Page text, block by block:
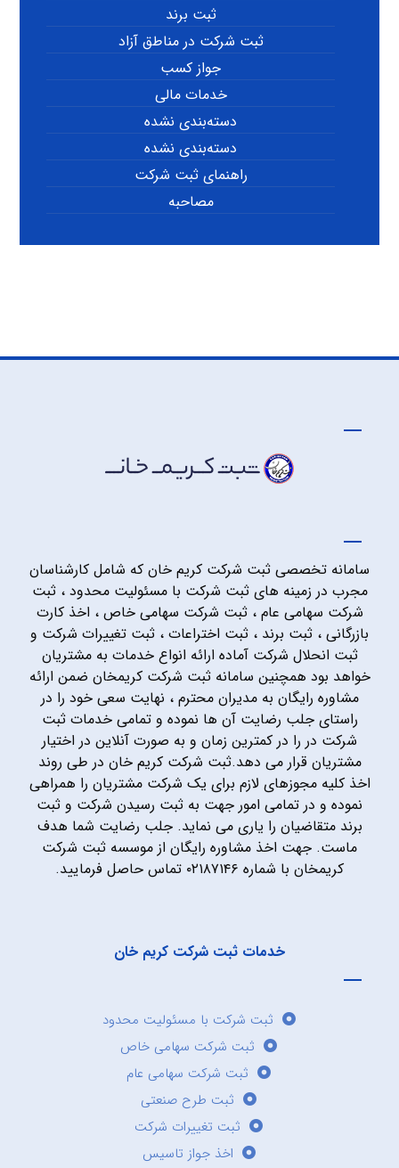
ثبت برند
ثبت شرکت در مناطق آزاد
جواز کسب
خدمات مالی
دسته‌بندی نشده
دسته‌بندی نشده
راهنمای ثبت شرکت
مصاحبه
سامانه تخصصی ثبت شرکت کریم خان که شامل کارشناسان
مجرب در زمینه های ثبت شرکت با مسئولیت محدود ، ثبت
شرکت سهامی عام ، ثبت شرکت سهامی خاص ، اخذ کارت
بازرگانی ، ثبت برند ، ثبت اختراعات ، ثبت تغییرات شرکت و
ثبت انحلال شرکت آماده ارائه انواع خدمات به مشتریان
خواهد بود همچنین سامانه ثبت شرکت کریمخان ضمن ارائه
مشاوره رایگان به مدیران محترم ، نهایت سعی خود را در
راستای جلب رضایت آن ها نموده و تمامی خدمات ثبت
شرکت در را در کمترین زمان و به صورت آنلاین در اختیار
مشتریان قرار می دهد.ثبت شرکت کریم خان در طی روند
اخذ کلیه مجوزهای لازم برای یک شرکت مشتریان را همراهی
نموده و در تمامی امور جهت به ثبت رسیدن شرکت و ثبت
برند متقاضیان را یاری می نماید. جلب رضایت شما هدف
ماست. جهت اخذ مشاوره رایگان از موسسه ثبت شرکت
کریمخان با شماره ۰۲۱۸۷۱۴۶ تماس حاصل فرمایید.
خدمات ثبت شرکت کریم خان
ثبت شرکت با مسئولیت محدود
ثبت شرکت سهامی خاص
ثبت شرکت سهامی عام
ثبت طرح صنعتی
ثبت تغییرات شرکت
اخذ جواز تاسیس